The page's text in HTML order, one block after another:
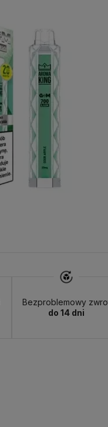
Bezproblemowy
do 14 dni